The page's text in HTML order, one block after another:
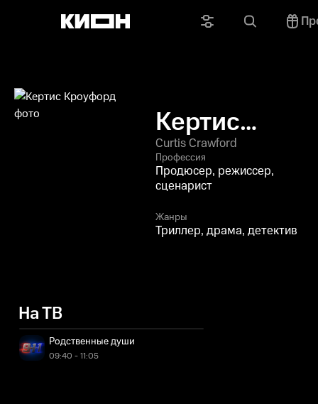
Кертис
Кроуфорд
Curtis Crawford
Профессия
Продюсер, режиссер,
сценарист
Жанры
Триллер, драма, детектив
На ТВ
Родственные души
09:40 - 11:05